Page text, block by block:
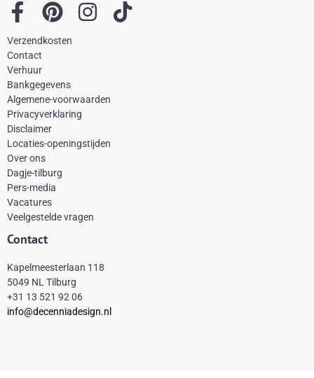
F
a
c
e
b
o
o
k
-
f
P
i
e
r
e
t
I
a
r
T
Verzendkosten
Contact
Verhuur
Bankgegevens
Algemene-voorwaarden
Privacyverklaring
Disclaimer
Locaties-openingstijden
Over ons
Dagje-tilburg
Pers-media
Vacatures
Veelgestelde vragen
Contact
Kapelmeesterlaan 118
5049 NL Tilburg
+31 13 521 92 06
info@decenniadesign.nl